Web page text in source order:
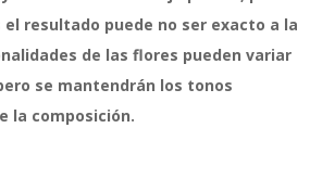
el resultado puede no ser exacto a la
de las flores pueden variar
se mantendrán los tonos
la composición.